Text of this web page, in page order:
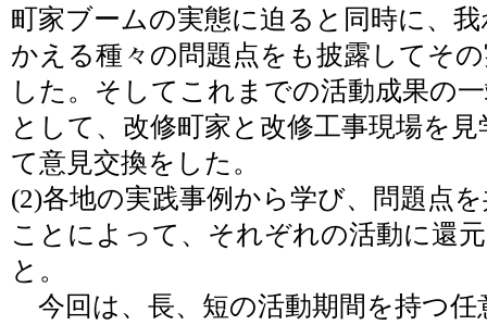
町家ブームの実態に迫ると同時に、
かえる種々の問題点をも披露してそ
した。そしてこれまでの活動成果の
として、改修町家と改修工事現場を
て意見交換をした。
(2)各地の実践事例から学び、問題点
ことによって、それぞれの活動に還
と。
今回は、長、短の活動期間を持つ任